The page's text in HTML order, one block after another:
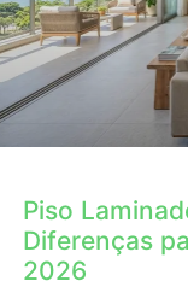
Piso
Diferenças
2026